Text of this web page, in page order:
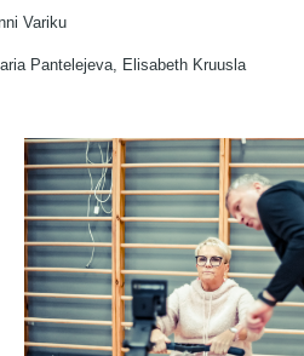
Variku
Pantelejeva, Elisabeth Kruusla
Image